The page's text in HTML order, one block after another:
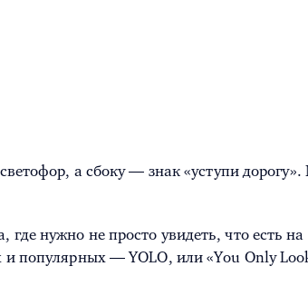
а сбоку — знак «уступи
нужно не просто увидеть, что есть
— YOLO, или «You Only